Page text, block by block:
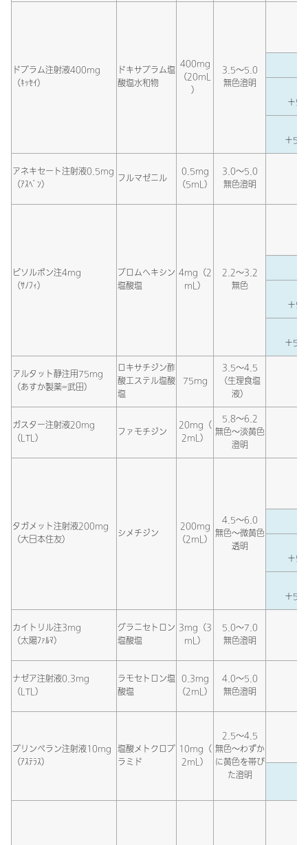
ドプラム注射液400mg
（ｷｯｾｲ）
ドキサプラム塩
酸塩水和物
400mg
（20mL
）
3.5～5.0
無色澄明
＋5
＋5
アネキセート注射液0.5mg
（ｱｽﾍﾟﾝ）
フルマゼニル
0.5mg
（5mL）
3.0～5.0
無色澄明
ビソルボン注4mg
（ｻﾉﾌｨ）
ブロムヘキシン
塩酸塩
4mg（2
mL）
2.2～3.2
無色
＋5
＋5
アルタット静注用75mg
（あすか製薬=武田）
ロキサチジン酢
酸エステル塩酸
塩
75mg
3.5～4.5
（生理食塩
液）
ガスター注射液20mg
（LTL）
ファモチジン
20mg（
2mL）
5.8～6.2
無色～淡黄色
澄明
タガメット注射液200mg
（大日本住友）
シメチジン
200mg
（2mL）
4.5～6.0
無色～微黄色
透明
＋5
＋5
カイトリル注3mg
（太陽ﾌｧﾙﾏ）
グラニセトロン
塩酸塩
3mg（3
mL）
5.0～7.0
無色澄明
ナゼア注射液0.3mg
（LTL）
ラモセトロン塩
酸塩
0.3mg
（2mL）
4.0～5.0
無色澄明
プリンペラン注射液10mg
（ｱｽﾃﾗｽ）
塩酸メトクロプ
ラミド
10mg（
2mL）
2.5～4.5
無色～わずか
に黄色を帯び
た澄明